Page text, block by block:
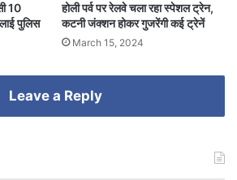
10
पुलिस
होली पर्व पर रेलवे चला रहा स्पेशल ट्रेन,
कटनी जंक्शन होकर गुजरेंगी कई ट्रेनें
March 15, 2024
Leave a Reply